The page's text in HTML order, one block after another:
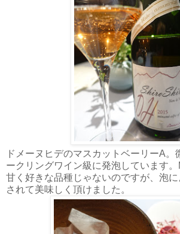
ドメーヌヒデのマスカットベーリーA。
ークリングワイン級に発泡しています
甘く好きな品種じゃないのですが、泡
されて美味しく頂けました。